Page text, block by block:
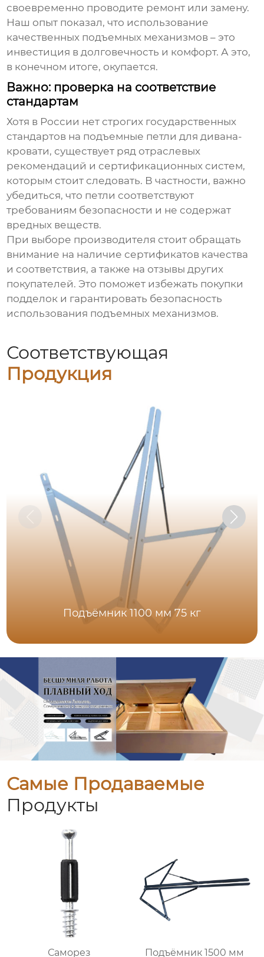
своевременно проводите ремонт или замену.
Наш опыт показал, что использование
качественных подъемных механизмов – это
инвестиция в долговечность и комфорт. А это,
в конечном итоге, окупается.
Важно: проверка на соответствие
стандартам
Хотя в России нет строгих государственных
стандартов на подъемные петли для дивана-
кровати, существует ряд отраслевых
рекомендаций и сертификационных систем,
которым стоит следовать. В частности, важно
убедиться, что петли соответствуют
требованиям безопасности и не содержат
вредных веществ.
При выборе производителя стоит обращать
внимание на наличие сертификатов качества
и соответствия, а также на отзывы других
покупателей. Это поможет избежать покупки
подделок и гарантировать безопасность
использования подъемных механизмов.
Соответствующая
Продукция
Подъёмник 1100 мм 75 кг
Самые Продаваемые
Продукты
Саморез Подъёмник 1500 мм